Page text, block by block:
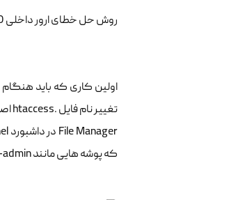
روش حل خطای ارور داخلی 500 در وردپرس wordpress
که پوشه هایی مانند wp-content، wp-admin و wp-includes را می بینید.